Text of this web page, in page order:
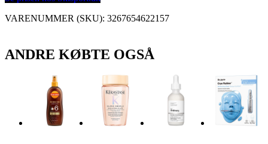
VARENUMMER (SKU): 3267654622157
ANDRE KØBTE OGSÅ